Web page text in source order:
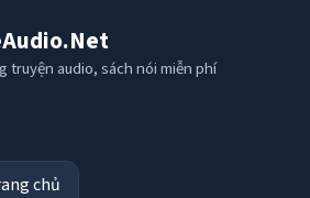
truyện audio, sách nói miễn phí
chủ